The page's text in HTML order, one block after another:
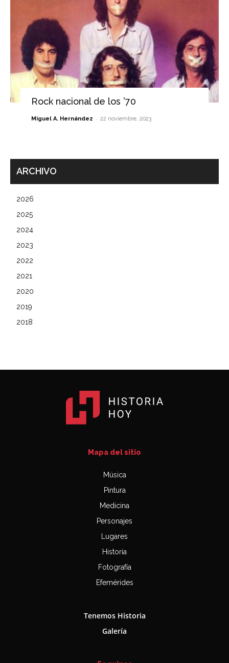
Rock nacional de los ’70
Miguel A. Hernández - 22 noviembre, 2023
ARCHIVO
2026
2025
2024
2023
2022
2021
2020
2019
2018
Mapa del sitio
Música
Pintura
Medicina
Personajes
Lugares
Historia
Fotografía
Efemérides
Tenemos Historia
Galería